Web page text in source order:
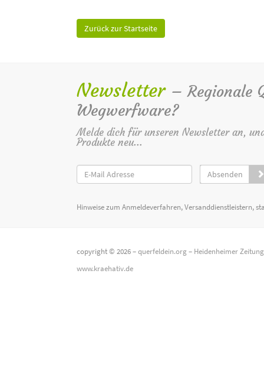
Zurück zur Startseite
Newsletter – Regionale
Wegwerfware?
Melde dich für unseren Newsletter an,
Produkte neu...
Absenden
Hinweise zum Anmeldeverfahren, Versanddienstleistern,
copyright © 2026 –querfeldein.org– Heidenheimer
www.kraehativ.de